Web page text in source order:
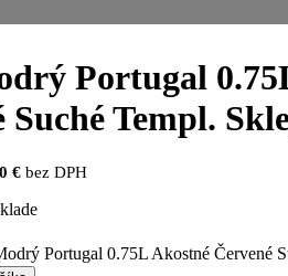
Portugal
Suché Templ.
€ bez DPH
Portugal 0.75L Akostné Červené